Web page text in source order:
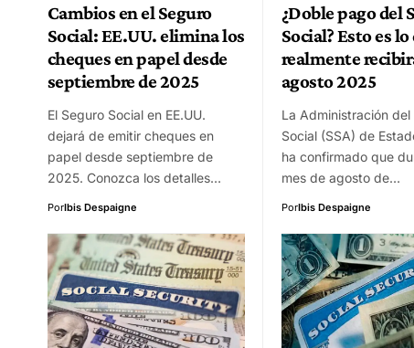
Cambios en el Seguro
Social: EE.UU. elimina los
cheques en papel desde
septiembre de 2025
El Seguro Social en EE.UU.
dejará de emitir cheques en
papel desde septiembre de
2025. Conozca los detalles…
PorIbis Despaigne
¿Doble pago del
Social? Esto es lo
realmente
agosto 2025
La Administración del
Social (SSA) de
ha confirmado que
mes de agosto de…
PorIbis Despaigne